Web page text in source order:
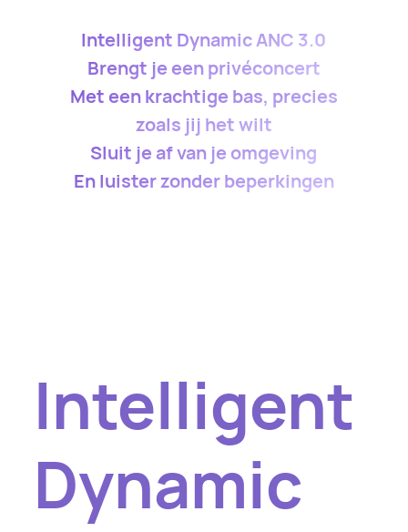
Intelligent Dynamic ANC 3.0
Brengt je een privéconcert
Met een krachtige bas, precies
zoals jij het wilt
Sluit je af van je omgeving
En luister zonder beperkingen
Intelligent
Dynamic